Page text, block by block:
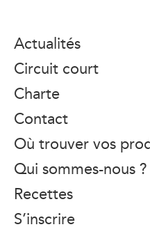
Actualités
Circuit court
Charte
Contact
Où trouver vos
Qui sommes-nous ?
Recettes
S’inscrire